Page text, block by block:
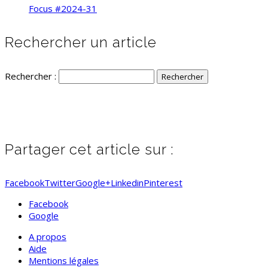
Focus #2024-31
Rechercher un article
Rechercher :
Partager cet article sur :
FacebookTwitterGoogle+LinkedinPinterest
Facebook
Google
A propos
Aide
Mentions légales